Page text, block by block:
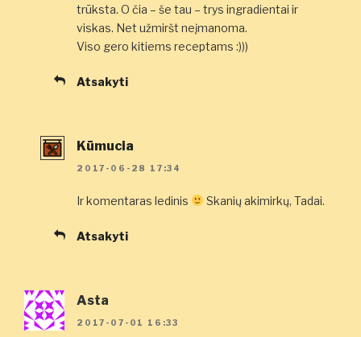
trūksta. O čia – še tau – trys ingradientai ir
viskas. Net užmiršt neįmanoma.
Viso gero kitiems receptams :)))
Atsakyti
Kūmucia
2017-06-28 17:34
Ir komentaras ledinis Skanių akimirkų, Tadai.
Atsakyti
Asta
2017-07-01 16:33